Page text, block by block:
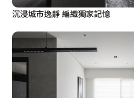
沉浸城市逸靜 編織獨家記憶